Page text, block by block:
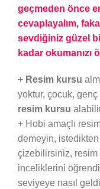
geçmeden önce
cevaplayalım,
sevdiğiniz güzel
kadar okumanızı
+ Resim kursu
yoktur, çocuk,
resim kursu
+ Hobi amaçlı
demeyin,
çizebilirsiniz,
inceliklerini
seviyeye nasıl